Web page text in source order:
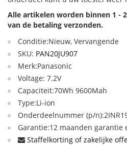
Alle artikelen worden binnen 1 -
van de betaling verzonden.
Conditie:Nieuw, Vervangende
SKU: PAN20JU907
Merk:Panasonic
Voltage: 7.2V
Capaciteit:70Wh 9600Mah
Type:Li-ion
Onderdeelnummer (p/
Garantie:12 maanden garantie
Staffelkorting of zakelijke